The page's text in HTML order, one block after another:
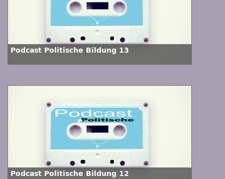
Podcast Politische Bildung 13
Podcast Politische Bildung 12